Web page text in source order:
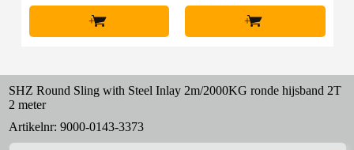
+ +
SHZ Round Sling with Steel Inlay 2m/2000KG ronde hijsband 2T
2 meter
Artikelnr: 9000-0143-3373